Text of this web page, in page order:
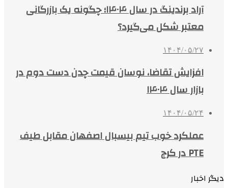
آراد برندینگ در سال ۱۴۰۴؛ چگونه یک بازرگانی
معتبر شکل می‌گیرد؟
۱۴۰۴/۰۵/۲۷
افزایش تقاضا، نوسان قیمت چدن دست دوم در
بازار سال ۱۴۰۴
۱۴۰۴/۰۵/۲۴
عملکرد خوب تیم بیسبال اصفهان مقابل طیف
PTE در کرج
دیگر اخبار